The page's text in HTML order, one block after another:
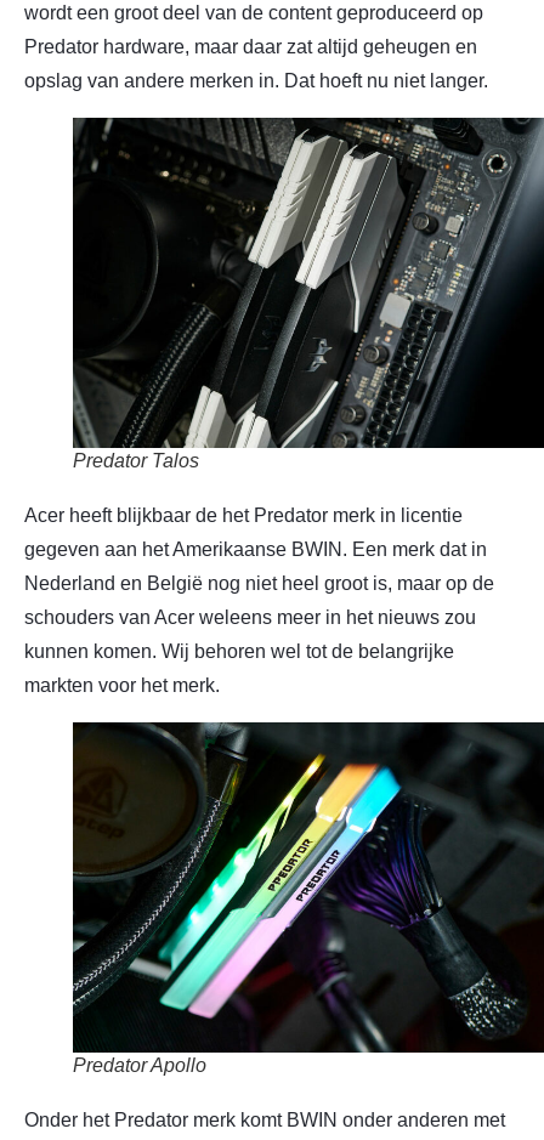
wordt een groot deel van de content geproduceerd op
Predator hardware, maar daar zat altijd geheugen en
opslag van andere merken in. Dat hoeft nu niet langer.
Predator Talos
Acer heeft blijkbaar de het Predator merk in licentie
gegeven aan het Amerikaanse BWIN. Een merk dat in
Nederland en België nog niet heel groot is, maar op de
schouders van Acer weleens meer in het nieuws zou
kunnen komen. Wij behoren wel tot de belangrijke
markten voor het merk.
Predator Apollo
Onder het Predator merk komt BWIN onder anderen met